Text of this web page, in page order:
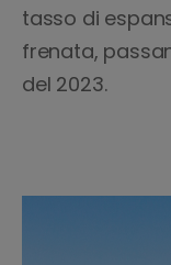
tasso di
frenata,
del 2023.